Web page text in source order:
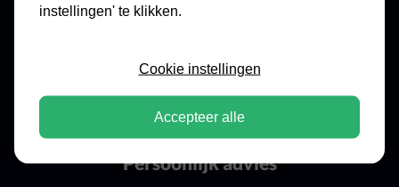
Persoonlijk advies
instellingen' te klikken.
Cookie instellingen
Accepteer alle